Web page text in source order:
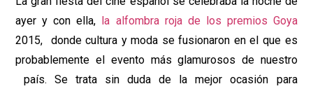
ayer y con ella, la alfombra roja de los premios Goya
2015, donde cultura y moda se fusionaron en el que es
probablemente el evento más glamurosos de nuestro
país. Se trata sin duda de la mejor ocasión para